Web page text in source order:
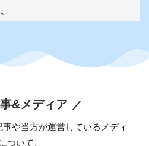
&メディア
や当方が運営しているメディ
ついて、